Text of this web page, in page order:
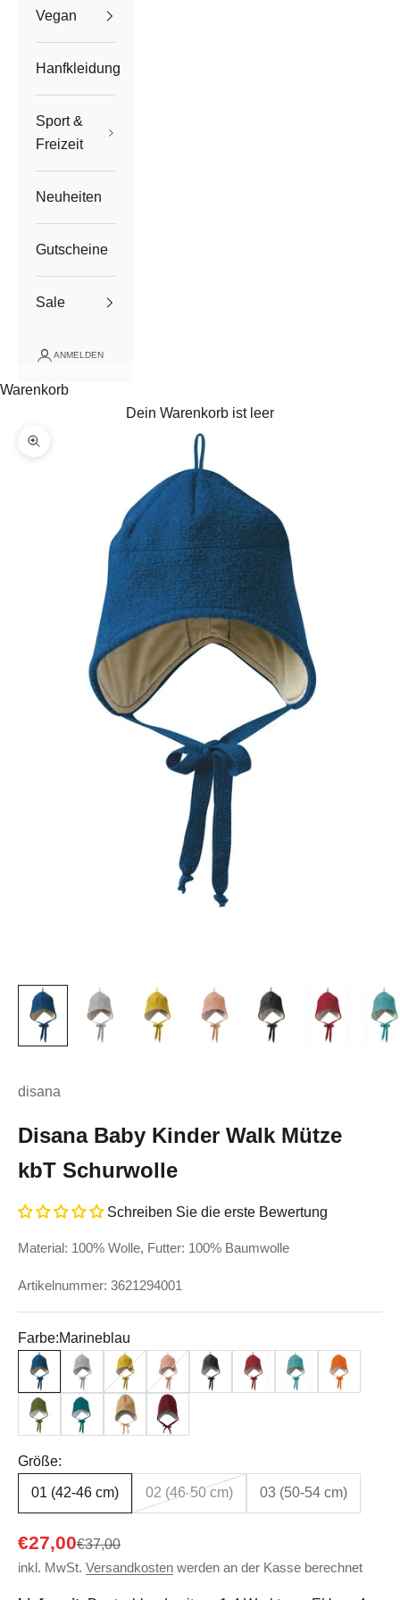
Vegan
Hanfkleidung
Sport &
Freizeit
Neuheiten
Gutscheine
Sale
ANMELDEN
Warenkorb
Dein Warenkorb ist leer
Bild vergrößern
disana
Disana Baby Kinder Walk Mütze
kbT Schurwolle
Schreiben Sie die erste Bewertung
Material: 100% Wolle, Futter: 100% Baumwolle
Artikelnummer: 3621294001
Farbe:Marineblau
Marineblau
Grau Curry Rose AnthrazitBordeauxLagoon Orange
Olive Pacific KaramellCassis
Größe:
01 (42-46 cm) 02 (46-50 cm) 03 (50-54 cm)
Angebot
€27,00Regulärer Preis
€37,00
inkl. MwSt. Versandkosten werden an der Kasse berechnet